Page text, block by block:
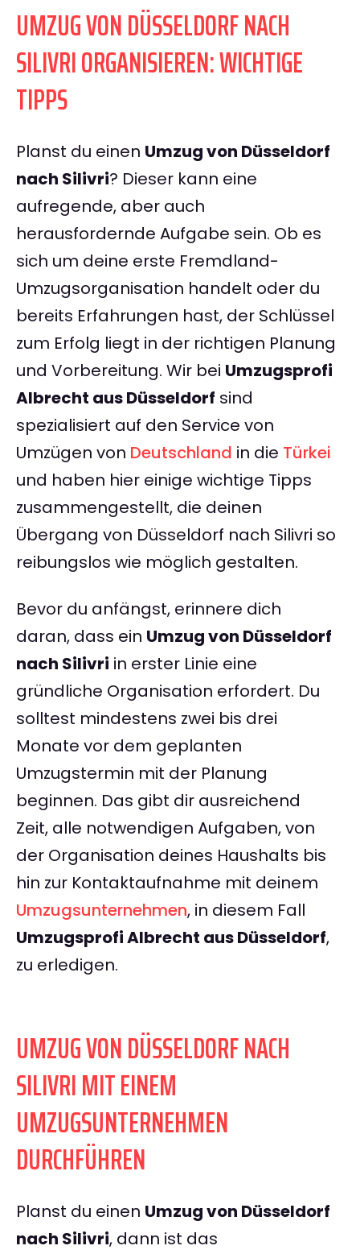
UMZUG VON DÜSSELDORF NACH
SILIVRI ORGANISIEREN: WICHTIGE
TIPPS
Planst du einen Umzug von Düsseldorf
nach Silivri? Dieser kann eine
aufregende, aber auch
herausfordernde Aufgabe sein. Ob es
sich um deine erste Fremdland-
Umzugsorganisation handelt oder du
bereits Erfahrungen hast, der Schlüssel
zum Erfolg liegt in der richtigen Planung
und Vorbereitung. Wir bei Umzugsprofi
Albrecht aus Düsseldorf sind
spezialisiert auf den Service von
Umzügen von Deutschland in die Türkei
und haben hier einige wichtige Tipps
zusammengestellt, die deinen
Übergang von Düsseldorf nach Silivri so
reibungslos wie möglich gestalten.
Bevor du anfängst, erinnere dich
daran, dass ein Umzug von Düsseldorf
nach Silivri in erster Linie eine
gründliche Organisation erfordert. Du
solltest mindestens zwei bis drei
Monate vor dem geplanten
Umzugstermin mit der Planung
beginnen. Das gibt dir ausreichend
Zeit, alle notwendigen Aufgaben, von
der Organisation deines Haushalts bis
hin zur Kontaktaufnahme mit deinem
Umzugsunternehmen, in diesem Fall
Umzugsprofi Albrecht aus Düsseldorf,
zu erledigen.
UMZUG VON DÜSSELDORF NACH
SILIVRI MIT EINEM
UMZUGSUNTERNEHMEN
DURCHFÜHREN
Planst du einen Umzug von Düsseldorf
nach Silivri, dann ist das